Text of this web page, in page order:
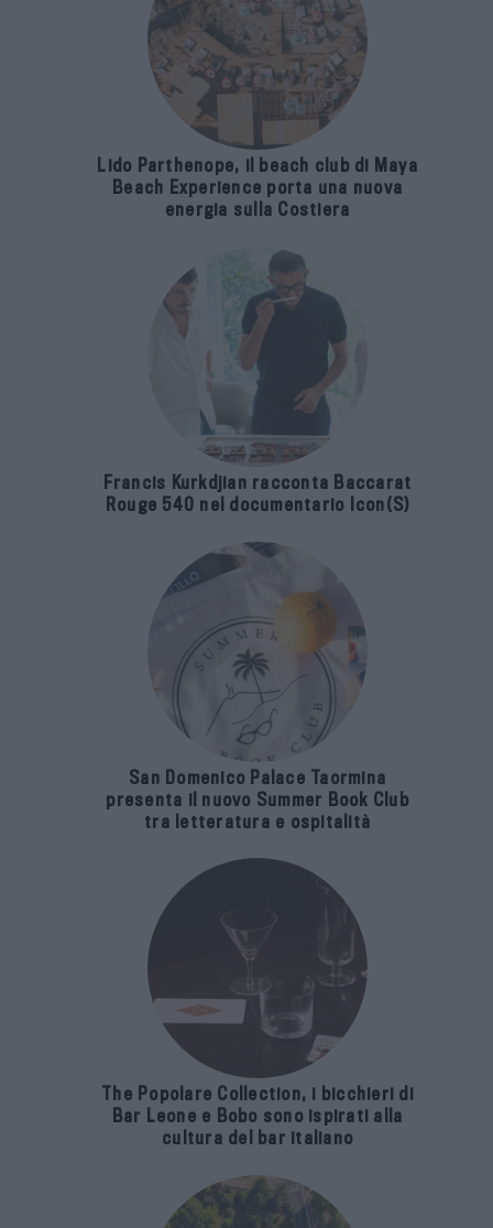
Lido Parthenope, il beach club di Maya
Beach Experience porta una nuova
energia sulla Costiera
Francis Kurkdjian racconta Baccarat
Rouge 540 nel documentario Icon(S)
San Domenico Palace Taormina
presenta il nuovo Summer Book Club
tra letteratura e ospitalità
The Popolare Collection, i bicchieri di
Bar Leone e Bobo sono ispirati alla
cultura del bar italiano